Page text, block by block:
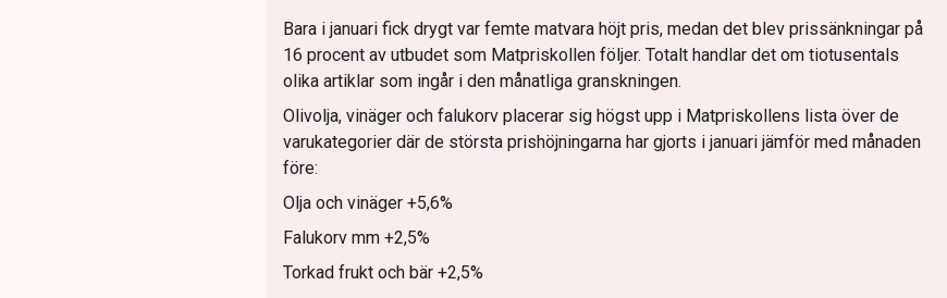
Bara i januari fick drygt var femte matvara höjt pris, medan det blev prissänkningar på
16 procent av utbudet som Matpriskollen följer. Totalt handlar det om tiotusentals
olika artiklar som ingår i den månatliga granskningen.
Olivolja, vinäger och falukorv placerar sig högst upp i Matpriskollens lista över de
varukategorier där de största prishöjningarna har gjorts i januari jämför med månaden
före:
Olja och vinäger +5,6%
Falukorv mm +2,5%
Torkad frukt och bär +2,5%